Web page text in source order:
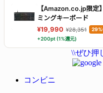
【Amazon.co.jp限定
ミングキーボード
¥19,990 ¥28,351
+200pt (1%還元)
\\ぜひ押
コンビニ